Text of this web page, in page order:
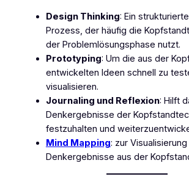
Design Thinking: Ein
Prozess, der häufig die
der Problemlösungsphase nutzt.
Prototyping: Um die aus der
entwickelten Ideen schnell zu
visualisieren.
Journaling und Reflexion: Hilft
Denkergebnisse der
festzuhalten und
Mind Mapping: zur
Denkergebnisse aus der